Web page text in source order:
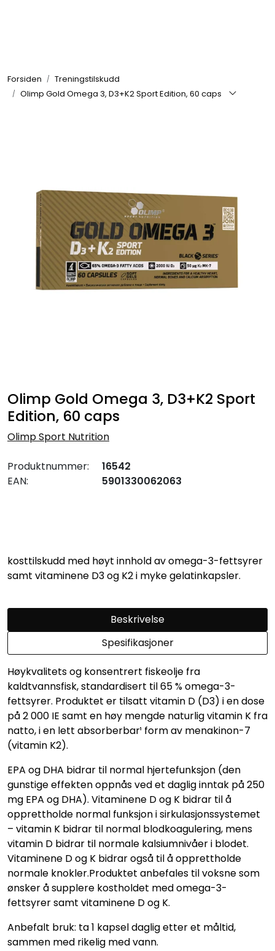
Forsiden
Treningstilskudd
Olimp Gold Omega 3, D3+K2 Sport Edition, 60 caps
Olimp Gold Omega 3, D3+K2 Sport
Edition, 60 caps
Olimp Sport Nutrition
Produktnummer:
16542
EAN:
5901330062063
kosttilskudd med høyt innhold av omega-3-fettsyrer
samt vitaminene D3 og K2 i myke gelatinkapsler.
Beskrivelse
Spesifikasjoner
Høykvalitets og konsentrert fiskeolje fra
kaldtvannsfisk, standardisert til 65 % omega-3-
fettsyrer. Produktet er tilsatt vitamin D (D3) i en dose
på 2 000 IE samt en høy mengde naturlig vitamin K fra
natto, i en lett absorberbar¹ form av menakinon-7
(vitamin K2).
EPA og DHA bidrar til normal hjertefunksjon (den
gunstige effekten oppnås ved et daglig inntak på 250
mg EPA og DHA). Vitaminene D og K bidrar til å
opprettholde normal funksjon i sirkulasjonssystemet
– vitamin K bidrar til normal blodkoagulering, mens
vitamin D bidrar til normale kalsiumnivåer i blodet.
Vitaminene D og K bidrar også til å opprettholde
normale knokler.Produktet anbefales til voksne som
ønsker å supplere kostholdet med omega-3-
fettsyrer samt vitaminene D og K.
Anbefalt bruk: ta 1 kapsel daglig etter et måltid,
sammen med rikelig med vann.
Nyheter
Tilbud